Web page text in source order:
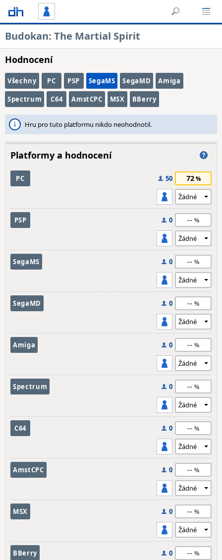
Budokan: The Martial Spirit
Hodnocení
Všechny PC PSP SegaMS SegaMD Amiga
Spectrum C64 AmstCPC MSX BBerry
Hru pro tuto platformu nikdo neohodnotil.
Platformy a hodnocení
PC 50 72
PSP 0 --
SegaMS 0 --
SegaMD 0 --
Amiga 0 --
Spectrum 0 --
C64 0 --
AmstCPC 0 --
MSX 0 --
BBerry 0 --